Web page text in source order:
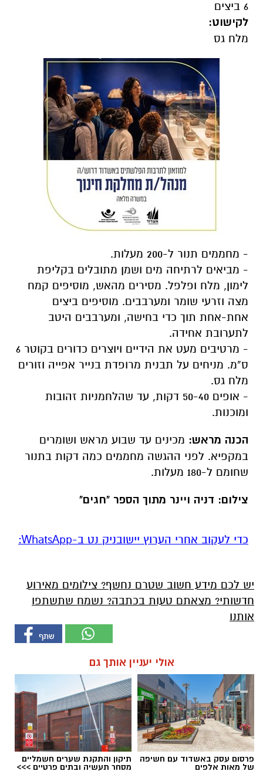
6 ביצים
לקישוט:
מלח גס
- מחממים תנור ל-200 מעלות.
- מביאים לרתיחה מים ושמן מתובלים בקליפת
לימון, מלח ופלפל. מסירים מהאש, מוסיפים קמח
מצה וזרעי שומר ומערבבים. מוסיפים ביצים
אחת-אחת תוך כדי בחישה, ומערבבים היטב
לתערובת אחידה.
- מרטיבים מעט את הידיים ויוצרים כדורים בקוטר 6
ס”מ. מניחים על תבנית מרופדת בנייר אפייה וזורים
מלח גס.
- אופים 50-40 דקות, עד שהלחמניות זהובות
ומוכנות.
הכנה מראש: מכינים עד שבוע מראש ושומרים
במקפיא. לפני ההגשה מחממים כמה דקות בתנור
שחומם ל-180 מעלות.
צילום: דניה ויינר מתוך הספר "חגים"
‏כדי לעקוב אחרי הערוץ יישובניק נט ב-WhatsApp:‏‏‏
יש לכם מידע חשוב שטרם נחשף? צילומים מאירוע
חדשותי? מצאתם טעות בכתבה? נשמח שתשתפו
אותנו
אולי יעניין אותך גם
פרסום עסק באשדוד עם חשיפה
של מאות אלפים
תיקון והתקנת שערים חשמליים
מסחר תעשיה ובתים פרטיים >>>